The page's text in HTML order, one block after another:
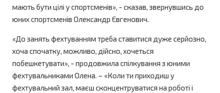
мають бути цілі у спортсменів», - сказав, звернувшись до
юних спортсменів Олександр Євгенович.
«До занять фехтуванням треба ставитися дуже серйозно,
хоча спочатку, можливо, дійсно, хочеться
побешкетувати», - продовжила спілкування з юними
фехтувальниками Олена. – «Коли ти приходиш у
фехтувальний зал, маєш сконцентруватися на роботі і